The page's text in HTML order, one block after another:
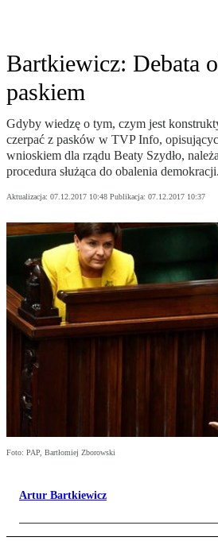
Bartkiewicz: Debata
paskiem
Gdyby wiedzę o tym, czym jest
czerpać z pasków w TVP Info,
wnioskiem dla rządu Beaty Szydło,
procedura służąca do obalenia demokracji.
Aktualizacja: 07.12.2017 10:48 Publikacja: 07.12.2017 10:37
Foto: PAP, Bartłomiej Zborowski
Artur Bartkiewicz